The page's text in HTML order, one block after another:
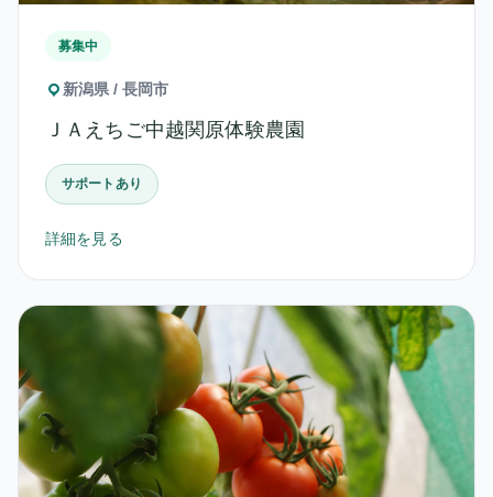
募集中
新潟県 / 長岡市
ＪＡえちご中越関原体験農園
サポートあり
詳細を見る